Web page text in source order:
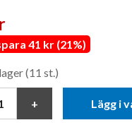
41 kr (21%)
(11 st.)
Lägg i